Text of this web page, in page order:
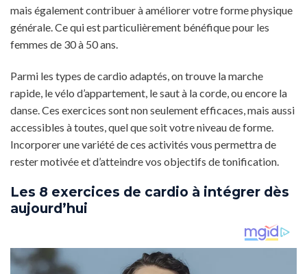
mais également contribuer à améliorer votre forme physique
générale. Ce qui est particulièrement bénéfique pour les
femmes de 30 à 50 ans.
Parmi les types de cardio adaptés, on trouve la marche
rapide, le vélo d’appartement, le saut à la corde, ou encore la
danse. Ces exercices sont non seulement efficaces, mais aussi
accessibles à toutes, quel que soit votre niveau de forme.
Incorporer une variété de ces activités vous permettra de
rester motivée et d’atteindre vos objectifs de tonification.
Les 8 exercices de cardio à intégrer dès
aujourd’hui